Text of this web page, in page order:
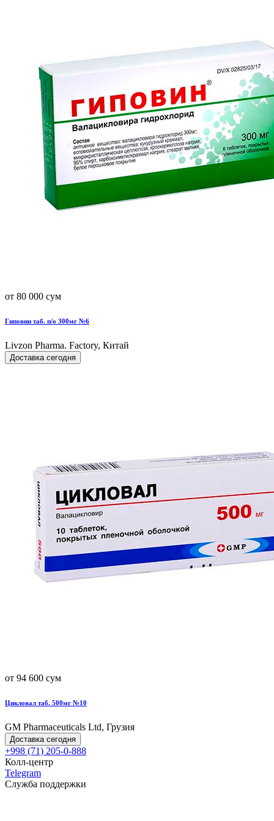
от 80 000 сум
Гиповин таб. п/о 300мг №6
Livzon Pharma. Factory, Китай
Доставка сегодня
от 94 600 сум
Цикловал таб. 500мг №10
GM Pharmaceuticals Ltd, Грузия
Доставка сегодня
+998 (71) 205-0-888
Колл-центр
Telegram
Служба поддержки